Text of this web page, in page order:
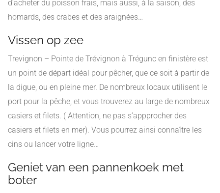
d’acheter du poisson frais, mais aussi, à la saison, des
homards, des crabes et des araignées…
Vissen op zee
Trevignon – Pointe de Trévignon à Trégunc en finistère est
un point de départ idéal pour pêcher, que ce soit à partir de
la digue, ou en pleine mer. De nombreux locaux utilisent le
port pour la pêche, et vous trouverez au large de nombreux
casiers et filets. ( Attention, ne pas s’appprocher des
casiers et filets en mer). Vous pourrez ainsi connaître les
cins ou lancer votre ligne…
Geniet van een pannenkoek met
boter